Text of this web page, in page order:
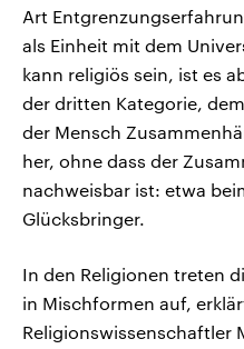
Art
als Einheit mit dem
kann religiös sein, ist es
der dritten Kategorie,
der Mensch
her, ohne dass der
nachweisbar ist: etwa
Glücksbringer.
In den Religionen treten
in Mischformen auf,
Religionswissenschaftler